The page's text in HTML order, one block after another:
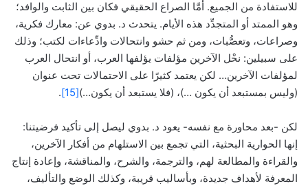
للاستفادة من الجميع. أمَّا الصراع الحقيقي فكان بين الثابت والوافد؛
وهو الممتد أو المتجدِّد هذه الأيام. يتحدث د. بدوي عن: معارك فكرية،
وصراعات، وتعصُّبات، ومن ثم حشو وانتحالات وادِّعاءات لكتب؛ وذلك
على سبيلين: نحْل الآخرين مؤلفات يؤلفها العرب، أو انتحال العرب
لمؤلفات الآخرين… لكن يعتمد كثيرًا على الاحتمالات تحت عنوان
(وليس بمستبعد أن يكون …)، (فلا يستبعد أن يكون…)[15]
.
لكن -بعد محاورة مع نفسه- يعود د. بدوي ليصل إلى تأكيد فرضيتنا:
إنها الحوارية البحثية، التي تجمع بين الاستلهام من أفكار الآخرين،
والقراءة والمطالعة لهم، والترجمة، والشرح، والمناقشة، وإعادة إنتاج
المعرفة لأهداف جديدة، وبأساليب قريبة، وكذلك الوضع والتأليف،